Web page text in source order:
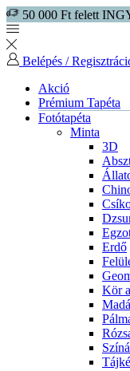
50 000 Ft felett
Belépés /
Akció
Prémium Tapéta
Fotótapéta
Minta
3D
Erdő
Kör